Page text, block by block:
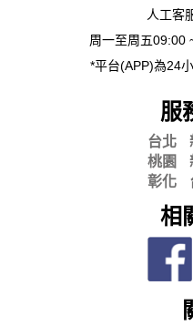
人工客
周一至周五09:00
*平台(APP)為24
服
台北
桃園
彰化
相